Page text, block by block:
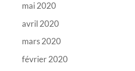
mai 2020
avril 2020
mars 2020
février 2020